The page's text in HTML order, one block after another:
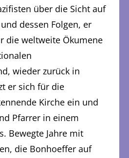
über die Sicht auf
dessen Folgen, er
die weltweite Ökumene
wieder zurück in
er sich für die
Kirche ein und
Pfarrer in einem
Bewegte Jahre mit
die Bonhoeffer auf